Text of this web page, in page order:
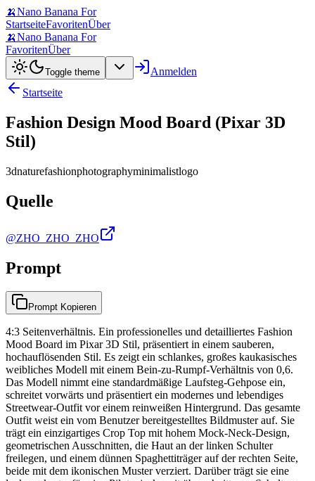
🍌Nano Banana For
StartseiteFavoritenÜber
🍌Nano Banana For
FavoritenÜber
Toggle theme
Anmelden
Startseite
Fashion Design Mood Board (Pixar 3D
Stil)
3dnaturefashionphotographyminimalistlogo
Quelle
@ZHO_ZHO_ZHO
Prompt
Prompt Kopieren
4:3 Seitenverhältnis. Ein professionelles und detailliertes Fashion
Mood Board im Pixar 3D Stil, präsentiert in einem sauberen,
hochauflösenden Stil. Es zeigt ein schlankes, großes kaukasisches
weibliches Modell mit einem Bein-zu-Rumpf-Verhältnis von 0,6.
Das Modell nimmt eine standardmäßige Laufsteg-Gehpose ein,
schreitet vorwärts und präsentiert ein modernes und lebendiges
Streetwear-Outfit vor einem reinweißen Hintergrund. Das gesamte
Outfit weist ein vom Benutzer bereitgestelltes Bildmuster auf. Sie
trägt ein einzigartiges Crop Top mit hohem Mock-Neck-Design,
geometrischen Ausschnitten, die Haut an der linken Schulter
freilegen, und einem dünnen Spaghettiträger auf der rechten Seite,
beide mit dem ikonischen Muster verziert. Darüber trägt sie eine